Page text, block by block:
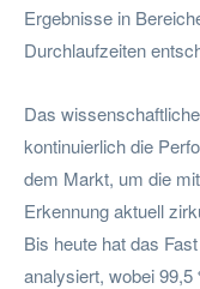
Ergebnisse in
Durchlaufzeiten
Das
kontinuierlich die
dem Markt, um die
Erkennung aktuell
Bis heute hat das
analysiert, wobei